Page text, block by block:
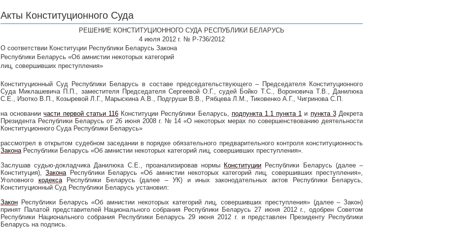
Акты Конституционного Суда
РЕШЕНИЕ КОНСТИТУЦИОННОГО СУДА РЕСПУБЛИКИ БЕЛАРУСЬ
4 июля 2012 г. № Р-736/2012
О соответствии Конституции Республики Беларусь Закона
Республики Беларусь «Об амнистии некоторых категорий
лиц, совершивших преступления»
Конституционный Суд Республики Беларусь в составе председательствующего – Председателя Конституционного
Суда Миклашевича П.П., заместителя Председателя Сергеевой О.Г., судей Бойко Т.С., Вороновича Т.В., Данилюка
С.Е., Изотко В.П., Козыревой Л.Г., Марыскина А.В., Подгруши В.В., Рябцева Л.М., Тиковенко А.Г., Чигринова С.П.
на основаниичасти первой статьи 116Конституции Республики Беларусь, подпункта 1.1 пункта 1 и пункта 3Декрета
Президента Республики Беларусь от 26 июня 2008 г. № 14 «О некоторых мерах по совершенствованию деятельности
Конституционного Суда Республики Беларусь»
рассмотрел в открытом судебном заседании в порядке обязательного предварительного контроля конституционность
Закона Республики Беларусь «Об амнистии некоторых категорий лиц, совершивших преступления».
Заслушав судью-докладчика Данилюка С.Е., проанализировав нормы Конституции Республики Беларусь (далее –
Конституция),Закона Республики Беларусь «Об амнистии некоторых категорий лиц, совершивших преступления»,
Уголовного кодексаРеспублики Беларусь (далее – УК) и иных законодательных актов Республики Беларусь,
Конституционный Суд Республики Беларусь установил:
Закон Республики Беларусь «Об амнистии некоторых категорий лиц, совершивших преступления» (далее – Закон)
принят Палатой представителей Национального собрания Республики Беларусь 27 июня 2012 г., одобрен Советом
Республики Национального собрания Республики Беларусь 29 июня 2012 г. и представлен Президенту Республики
Беларусь на подпись.